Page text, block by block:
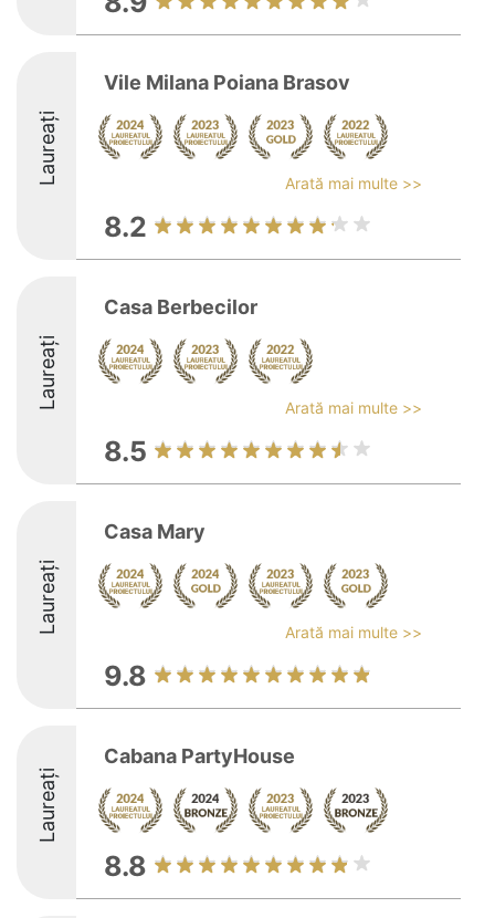
Laureați
Vile Milana Poiana Brasov
Arată mai multe >>
8.2
Laureați
Casa Berbecilor
Arată mai multe >>
8.5
Laureați
Casa Mary
Arată mai multe >>
9.8
Laureați
Cabana PartyHouse
8.8